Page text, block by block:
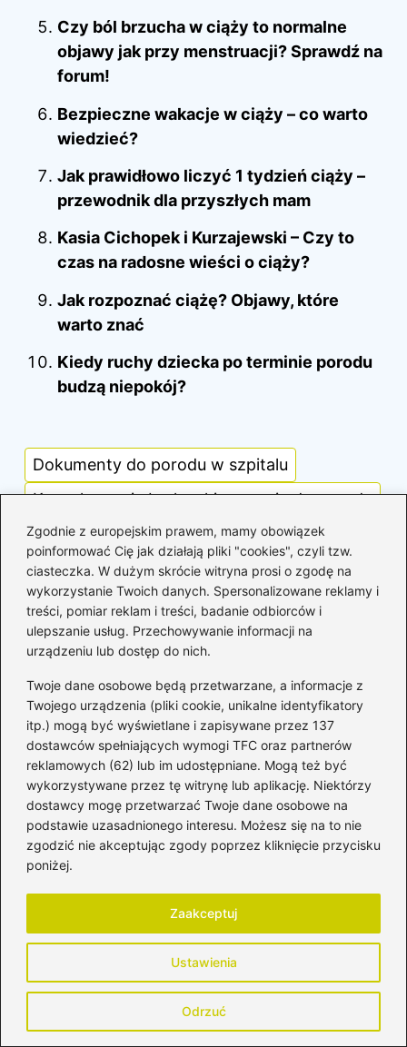
Zgodnie z europejskim prawem, mamy obowiązek
poinformować Cię jak działają pliki "cookies", czyli tzw.
ciasteczka. W dużym skrócie witryna prosi o zgodę na
wykorzystanie Twoich danych. Spersonalizowane reklamy i
treści, pomiar reklam i treści, badanie odbiorców i
ulepszanie usług. Przechowywanie informacji na
urządzeniu lub dostęp do nich.
Twoje dane osobowe będą przetwarzane, a informacje z
Twojego urządzenia (pliki cookie, unikalne identyfikatory
itp.) mogą być wyświetlane i zapisywane przez 137
dostawców spełniających wymogi TFC oraz partnerów
reklamowych (62) lub im udostępniane. Mogą też być
wykorzystywane przez tę witrynę lub aplikację. Niektórzy
dostawcy mogę przetwarzać Twoje dane osobowe na
podstawie uzasadnionego interesu. Możesz się na to nie
zgodzić nie akceptując zgody poprzez kliknięcie przycisku
poniżej.
Ustawienia
Odrzuć
Zaakceptuj
Czy ból brzucha w ciąży to normalne
objawy jak przy menstruacji? Sprawdź na
forum!
Bezpieczne wakacje w ciąży – co warto
wiedzieć?
Jak prawidłowo liczyć 1 tydzień ciąży –
przewodnik dla przyszłych mam
Kasia Cichopek i Kurzajewski – Czy to
czas na radosne wieści o ciąży?
Jak rozpoznać ciążę? Objawy, które
warto znać
Kiedy ruchy dziecka po terminie porodu
budzą niepokój?
Dokumenty do porodu w szpitalu
Konsekwencje braku skierowania do porodu
Poród bez skierowania bezpieczeństwo
Skierowanie do porodu
Skierowanie na poród obowiązek czy wybór
Honorata Strzelczyk
Cześć! Nazywam się Honorata i jestem mamą, która
każdego dnia łączy macierzyństwo z odkrywaniem siebie
na nowo. Blog mytomamy.pl powstał z potrzeby dzielenia
się doświadczeniem, wsparcia innych kobiet oraz tworzenia
szczerze – bez filtrów, presji i perfekcjonizmu. Piszę o
ciąży, porodzie, połogu, wychowaniu dzieci, relacjach w
rodzinie, edukacji, rozwoju osobistym i kobiecym stylu
życia. Poruszam tematy, które są mi bliskie – od
codziennych dylematów rodzica, przez zdrowie i emocje,
aż po inspiracje, które pomagają żyć bardziej świadomie i
Jestem mamą, partnerką, kobietą, która uczy się